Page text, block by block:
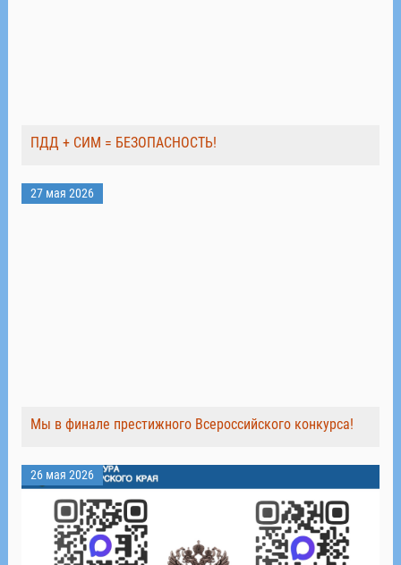
ПДД + СИМ = БЕЗОПАСНОСТЬ!
27 мая 2026
Мы в финале престижного Всероссийского конкурса!
26 мая 2026